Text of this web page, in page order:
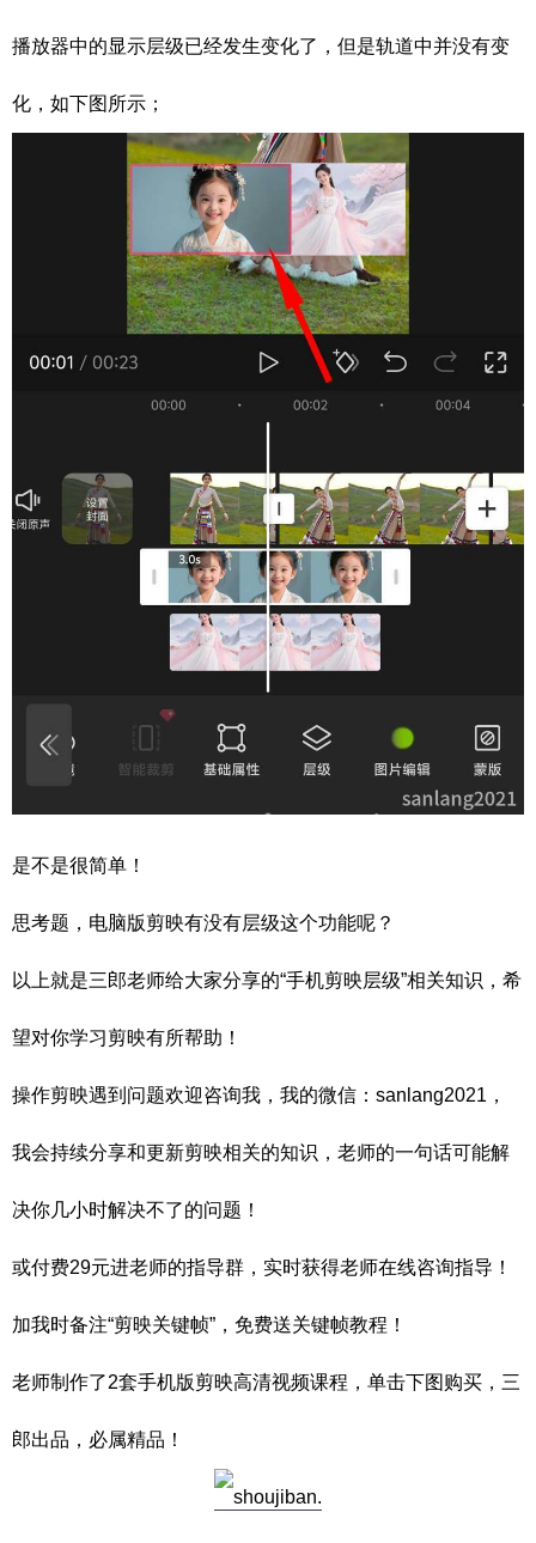
播放器中的显示层级已经发生变化了，但是轨道中并没有变
化，如下图所示；
是不是很简单！
思考题，电脑版剪映有没有层级这个功能呢？
以上就是三郎老师给大家分享的“手机剪映层级”相关知识，希
望对你学习剪映有所帮助！
操作剪映遇到问题欢迎咨询我，我的微信：sanlang2021，
我会持续分享和更新剪映相关的知识，老师的一句话可能解
决你几小时解决不了的问题！
或付费29元进老师的指导群，实时获得老师在线咨询指导！
加我时备注“剪映关键帧”，免费送关键帧教程！
老师制作了2套手机版剪映高清视频课程，单击下图购买，三
郎出品，必属精品！